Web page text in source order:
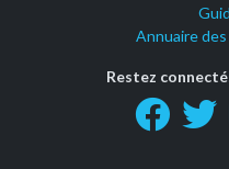
Annuaire
Restez